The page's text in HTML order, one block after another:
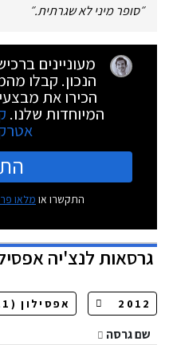
״סופר מיני לא שגרתית.״
מעוניינים
הנכון. קבלו
הכירו את
המיוחדות שלנו.
התקשרו או מלאו
גרסאותלנצ'יה
שם גרסה